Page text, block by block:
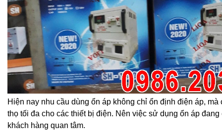
Hiện nay nhu cầu dùng ổn áp không chỉ ổn định điện áp, mà
thọ tối đa cho các thiết bị điện. Nên việc sử dụng ổn áp
khách hàng quan tâm.